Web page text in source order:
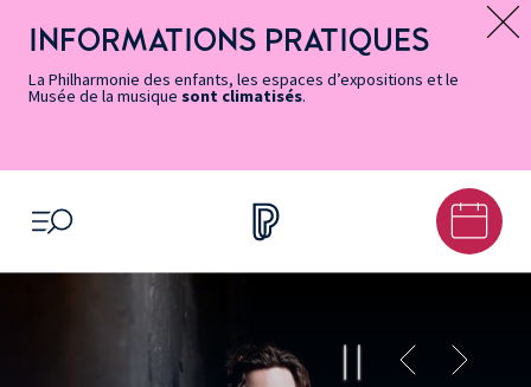
page
Accessibilité
accès
rapides
principal
contenu
principal
page
Message d’information
INFORMATIONS PRATIQUES
La Philharmonie des enfants, les espaces d’expositions et le
Musée de la musique sont climatisés.
OUVRIR LE MENU